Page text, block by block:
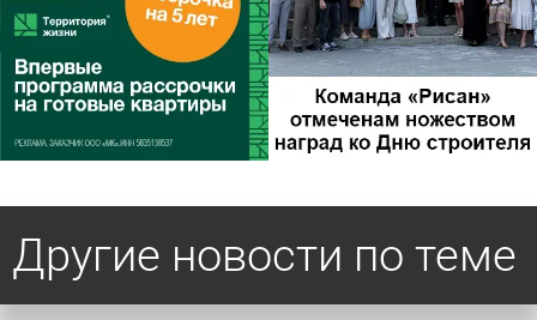
Другие новости по теме